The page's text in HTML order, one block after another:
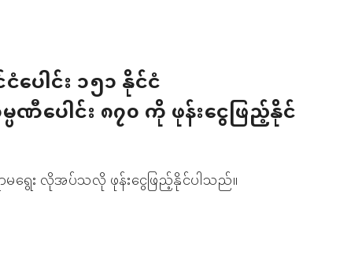
ေါင်း ၁၅၁ နိုင်ငံ
ပဏီပေါင်း ၈၇၀ ကို ဖုန်းငွေဖြည့်နိုင်
ာမရွေး လိုအပ်သလို ဖုန်းငွေဖြည့်နိုင်ပါသည်။